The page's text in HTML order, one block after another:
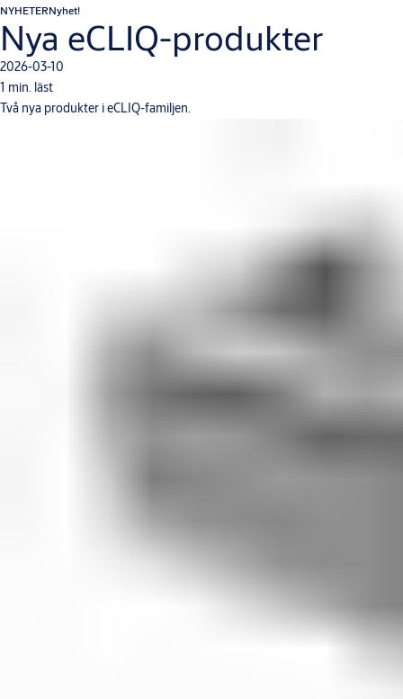
NYHETERNyhet!
Nya eCLIQ-produkter
2026-03-10
1 min. läst
Två nya produkter i eCLIQ-familjen.